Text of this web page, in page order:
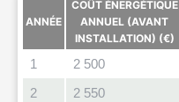
ANNÉE
COÛT ÉNERGÉTIQUE
ANNUEL (AVANT
INSTALLATION) (€)
1 2 500
2
2 550